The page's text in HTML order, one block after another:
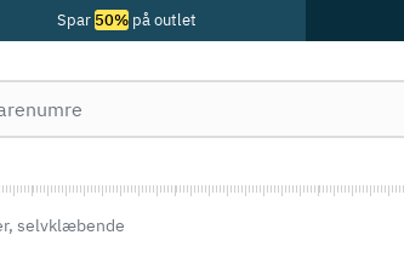
Spar 50% på outlet
selvklæbende